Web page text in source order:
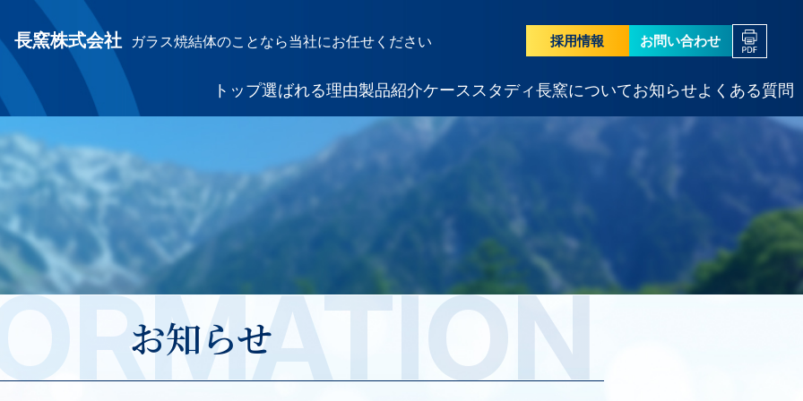
長窯株式会社 ガラス焼結体のことなら当社にお任せください 採用情報 お問い合わせ
トップ選ばれる理由製品紹介ケーススタディ長窯についてお知らせよくある質問
お知らせ